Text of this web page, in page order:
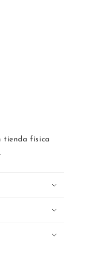
tienda física